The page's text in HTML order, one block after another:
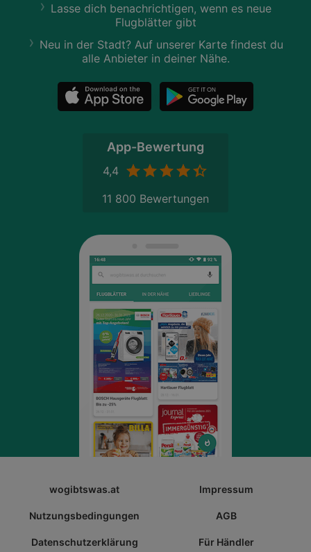
Lasse dich benachrichtigen, wenn es neue
Flugblätter gibt
Neu in der Stadt? Auf unserer Karte findest du
alle Anbieter in deiner Nähe.
App-Bewertung
4,4
11 800 Bewertungen
wogibtswas.at Impressum
Nutzungsbedingungen AGB
Datenschutzerklärung Für Händler